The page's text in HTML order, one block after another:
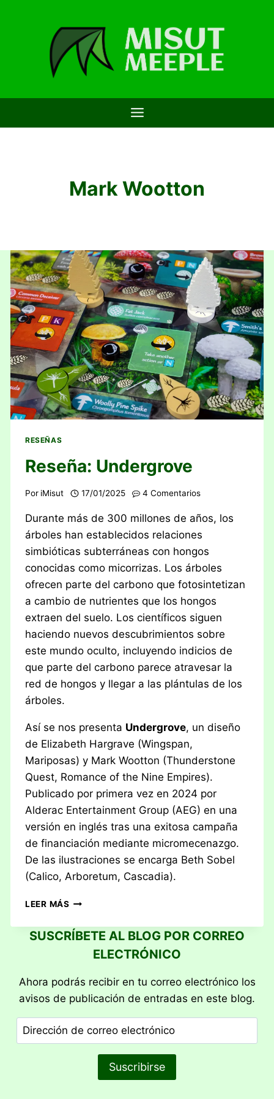
Mark Wootton
RESEÑAS
Reseña: Undergrove
Por iMisut 17/01/2025 4 Comentarios
Durante más de 300 millones de años, los
árboles han establecidos relaciones
simbióticas subterráneas con hongos
conocidas como micorrizas. Los árboles
ofrecen parte del carbono que fotosintetizan
a cambio de nutrientes que los hongos
extraen del suelo. Los científicos siguen
haciendo nuevos descubrimientos sobre
este mundo oculto, incluyendo indicios de
que parte del carbono parece atravesar la
red de hongos y llegar a las plántulas de los
árboles.
Así se nos presenta Undergrove, un diseño
de Elizabeth Hargrave (Wingspan,
Mariposas) y Mark Wootton (Thunderstone
Quest, Romance of the Nine Empires).
Publicado por primera vez en 2024 por
Alderac Entertainment Group (AEG) en una
versión en inglés tras una exitosa campaña
de financiación mediante micromecenazgo.
De las ilustraciones se encarga Beth Sobel
(Calico, Arboretum, Cascadia).
LEER MÁS RESEÑA:
SUSCRÍBETE AL BLOG POR CORREO
ELECTRÓNICO
Ahora podrás recibir en tu correo electrónico los
avisos de publicación de entradas en este blog.
Dirección
de
Suscribirse